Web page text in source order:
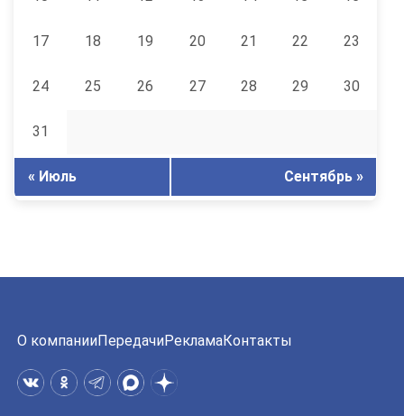
17 18 19 20 21 22 23
24 25 26 27 28 29 30
31
« Июль Сентябрь »
О компанииПередачиРекламаКонтакты